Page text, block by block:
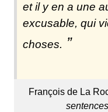
et il y en a une
excusable, qui
choses.
François de La